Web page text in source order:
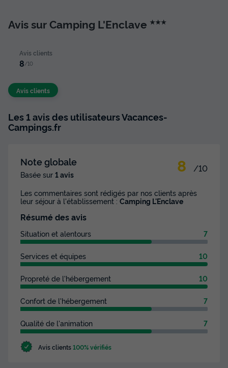
Avis sur Camping L'Enclave ★★★
Avis clients
8/10
Avis clients
Les 1 avis des utilisateurs Vacances-
Campings.fr
Note globale
Basée sur 1 avis 8 /10
Les commentaires sont rédigés par nos clients après
leur séjour à l'établissement : Camping L'Enclave
Résumé des avis
Situation et alentours 7
Services et équipes 10
Propreté de l'hébergement 10
Confort de l'hébergement 7
Qualité de l'animation 7
Avis clients100% vérifiés